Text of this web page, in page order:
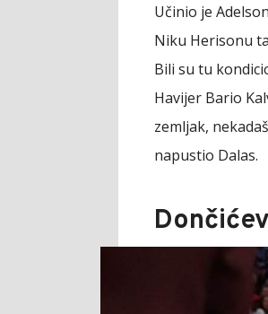
Učinio je
Niku Herisonu
Bili su tu
Havijer Bario
zemljak,
napustio Dalas.